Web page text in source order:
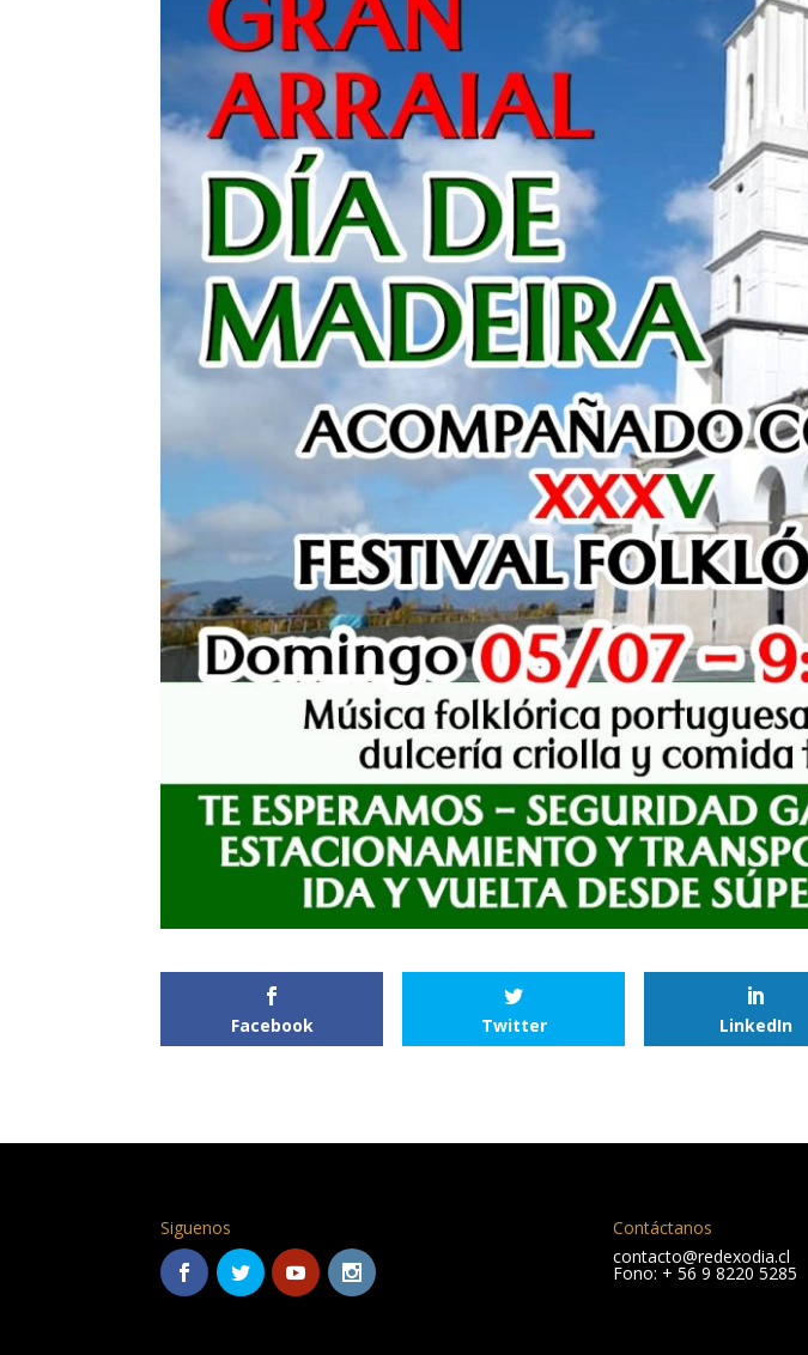
Facebook Twitter LinkedIn
Siguenos
Contáctanos
contacto@redexodia.cl
Fono: + 56 9 8220 5285